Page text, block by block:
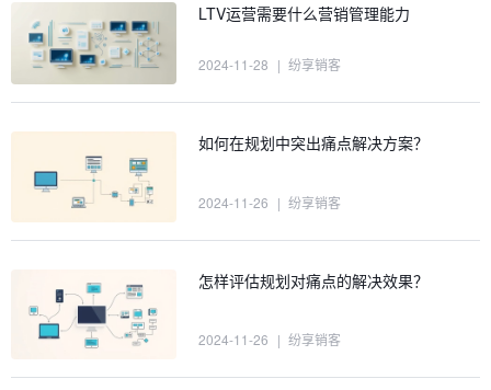
LTV运营需要什么营销管理能力
2024-11-28 | 纷享销客
如何在规划中突出痛点解决方案？
2024-11-26 | 纷享销客
怎样评估规划对痛点的解决效果？
2024-11-26 | 纷享销客